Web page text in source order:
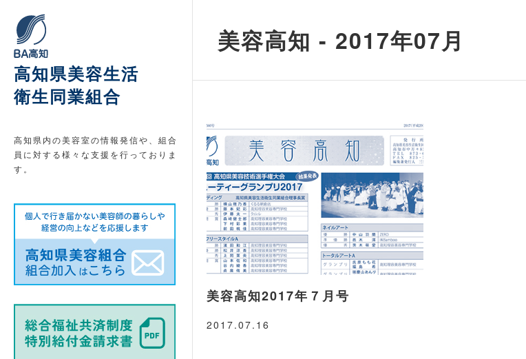
高知県美容生活
衛生同業組合
高知県内の美容室の情報発信や、組合
員に対する様々な支援を行っておりま
す。
美容高知 - 2017年07月
美容高知2017年７月号
2017.07.16